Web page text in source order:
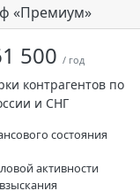
«Премиум»
500/ год
контрагентов по
и СНГ
состояния
активности